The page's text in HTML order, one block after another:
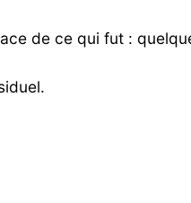
de ce qui fut :